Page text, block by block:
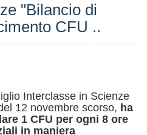
"Bilancio di
CFU ..
Interclasse in Scienze
12 novembre scorso, ha
1 CFU per ogni 8 ore
in maniera